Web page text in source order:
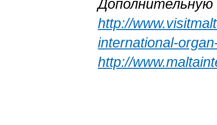
http://
international-
http://